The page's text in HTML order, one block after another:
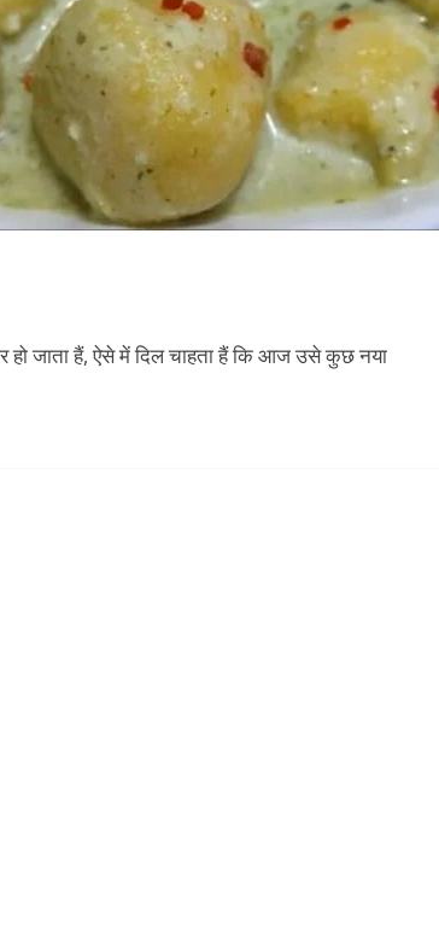
हो जाता हैं, ऐसे में दिल चाहता हैं कि आज उसे कुछ नया